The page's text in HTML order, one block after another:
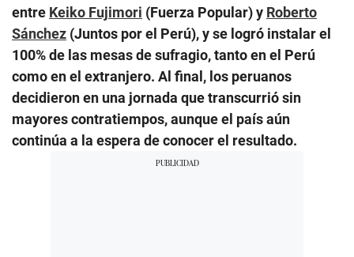
entre Keiko Fujimori (Fuerza Popular) y Roberto
Sánchez (Juntos por el Perú), y se logró instalar el
100% de las mesas de sufragio, tanto en el Perú
como en el extranjero. Al final, los peruanos
decidieron en una jornada que transcurrió sin
mayores contratiempos, aunque el país aún
continúa a la espera de conocer el resultado.